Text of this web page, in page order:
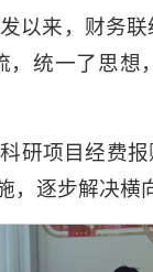
以来，财务
统一了思
研项目经费
逐步解决横